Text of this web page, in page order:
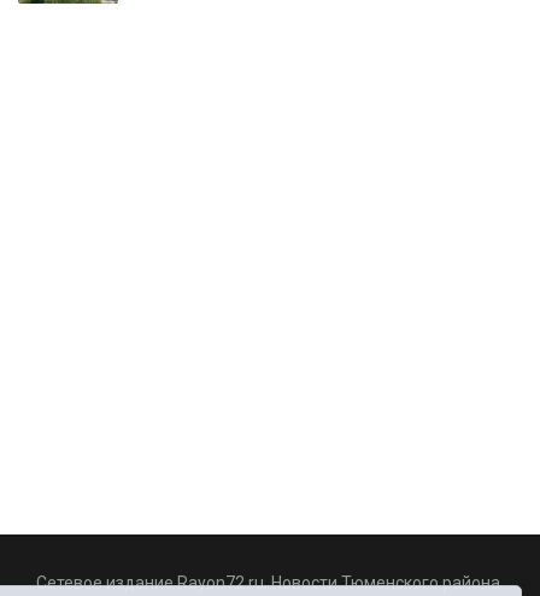
Сетевое издание Rayon72.ru. Новости Тюменского района.